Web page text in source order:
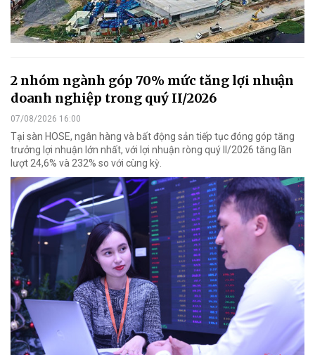
2 nhóm ngành góp 70% mức tăng lợi nhuận
doanh nghiệp trong quý II/2026
07/08/2026 16:00
Tại sàn HOSE, ngân hàng và bất động sản tiếp tục đóng góp tăng
trưởng lợi nhuận lớn nhất, với lợi nhuận ròng quý II/2026 tăng lần
lượt 24,6% và 232% so với cùng kỳ.